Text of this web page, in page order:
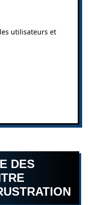
utilisateurs et
DES